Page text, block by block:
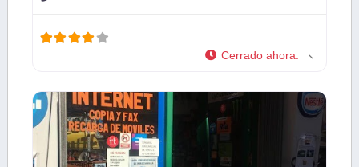
Cerrado ahora: